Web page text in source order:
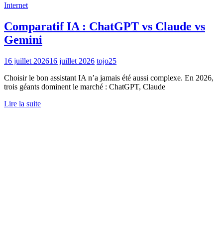
Internet
Comparatif IA : ChatGPT vs Claude vs
Gemini
16 juillet 202616 juillet 2026 tojo25
Choisir le bon assistant IA n’a jamais été aussi complexe. En 2026,
trois géants dominent le marché : ChatGPT, Claude
Lire la suite